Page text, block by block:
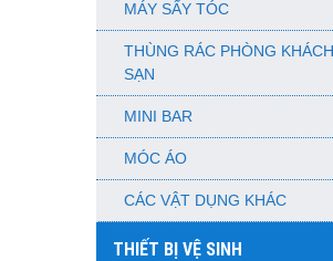
MÁY SẤY TÓC
THÙNG RÁC PHÒNG KHÁCH
SẠN
MINI BAR
MÓC ÁO
CÁC VẬT DỤNG KHÁC
THIẾT BỊ VỆ SINH